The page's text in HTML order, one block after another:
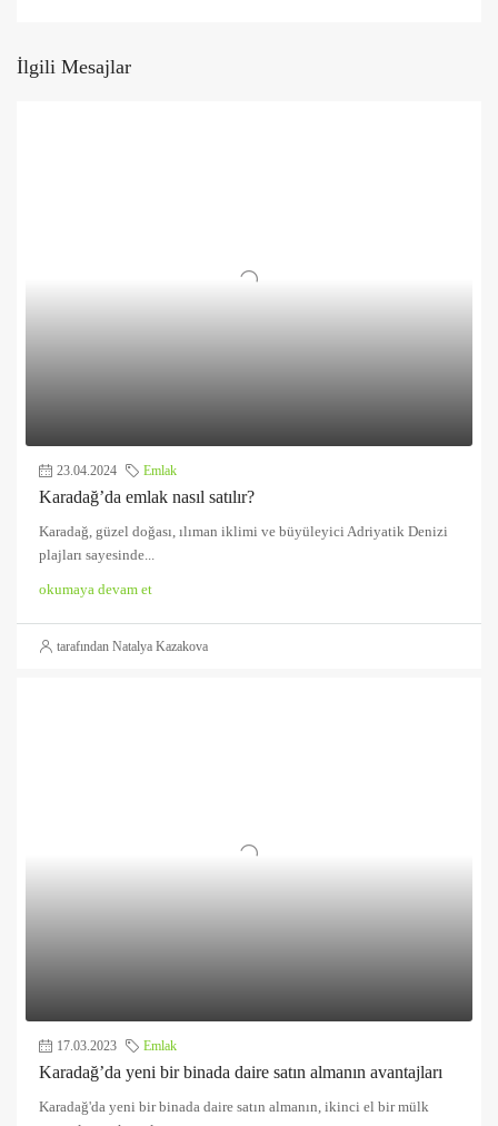
İlgili Mesajlar
23.04.2024 Emlak
Karadağ’da emlak nasıl satılır?
Karadağ, güzel doğası, ılıman iklimi ve büyüleyici Adriyatik Denizi
plajları sayesinde...
okumaya devam et
tarafından Natalya Kazakova
17.03.2023 Emlak
Karadağ’da yeni bir binada daire satın almanın avantajları
Karadağ'da yeni bir binada daire satın almanın, ikinci el bir mülk